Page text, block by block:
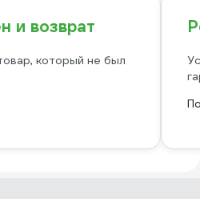
и возврат
который не был